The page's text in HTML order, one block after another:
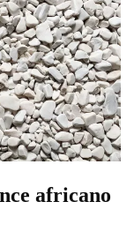
africano